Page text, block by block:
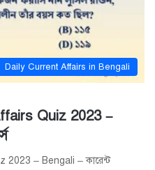
Daily Current Affairs in Bengali
Quiz 2023 –
– Bengali – কারেন্ট